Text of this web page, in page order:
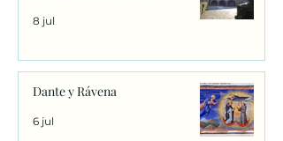
8 jul
Dante y Rávena
6 jul